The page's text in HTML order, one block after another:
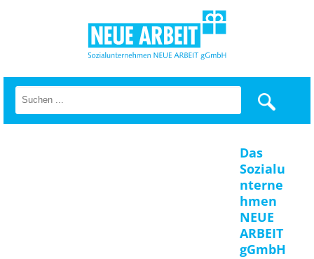
Das
Sozialu
nterne
hmen
NEUE
ARBEIT
gGmbH